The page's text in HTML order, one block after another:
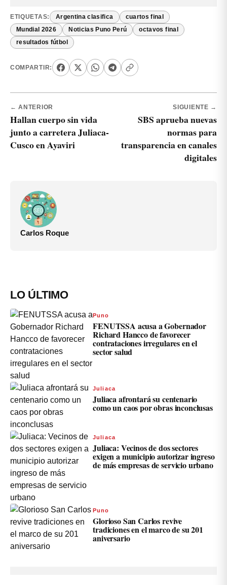
ETIQUETAS: Argentina clasifica cuartos final
Mundial 2026 Noticias Puno Perú octavos final
resultados fútbol
COMPARTIR:
← ANTERIOR
Hallan cuerpo sin vida
junto a carretera Juliaca-
Cusco en Ayaviri
SIGUIENTE →
SBS aprueba nuevas
normas para
transparencia en canales
digitales
Carlos Roque
LO ÚLTIMO
Puno
FENUTSSA acusa a Gobernador
Richard Hancco de favorecer
contrataciones irregulares en el
sector salud
Juliaca
Juliaca afrontará su centenario
como un caos por obras inconclusas
Juliaca
Juliaca: Vecinos de dos sectores
exigen a municipio autorizar ingreso
de más empresas de servicio urbano
Puno
Glorioso San Carlos revive
tradiciones en el marco de su 201
aniversario